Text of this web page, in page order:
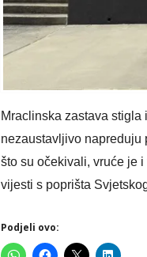
Mraclinska zastava
nezaustavljivo napreduju
što su očekivali, vruće je
vijesti s poprišta
Podjeli ovo: